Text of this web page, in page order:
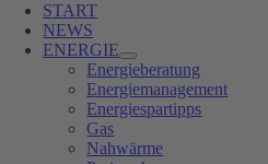
START
NEWS
ENERGIE
Energieberatung
Energiemanagement
Energiespartipps
Gas
Nahwärme